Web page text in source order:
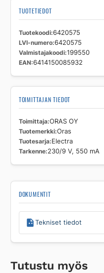
TUOTETIEDOT
Tuotekoodi 6420575
LVI-numero 6420575
Valmistajakoodi 199550
EAN 6414150085932
TOIMITTAJAN TIEDOT
Toimittaja ORAS OY
Tuotemerkki Oras
Tuotesarja Electra
Tarkenne 230/9 V, 550 mA
DOKUMENTIT
Tekniset tiedot
Tutustu myös